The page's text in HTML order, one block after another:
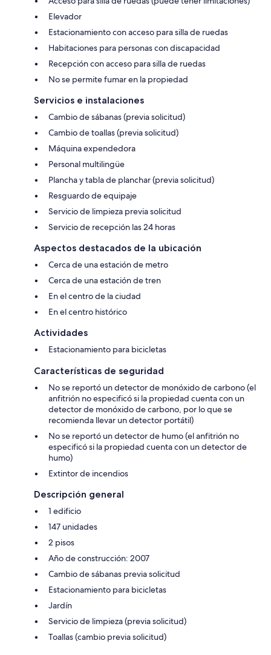
Elevador
Estacionamiento con acceso para silla de ruedas
Habitaciones para personas con discapacidad
Recepción con acceso para silla de ruedas
No se permite fumar en la propiedad
Servicios e instalaciones
Cambio de sábanas (previa solicitud)
Cambio de toallas (previa solicitud)
Máquina expendedora
Personal multilingüe
Plancha y tabla de planchar (previa solicitud)
Resguardo de equipaje
Servicio de limpieza previa solicitud
Servicio de recepción las 24 horas
Aspectos destacados de la ubicación
Cerca de una estación de metro
Cerca de una estación de tren
En el centro de la ciudad
En el centro histórico
Actividades
Estacionamiento para bicicletas
Características de seguridad
No se reportó un detector de monóxido de carbono (el
anfitrión no especificó si la propiedad cuenta con un
detector de monóxido de carbono, por lo que se
recomienda llevar un detector portátil)
No se reportó un detector de humo (el anfitrión no
especificó si la propiedad cuenta con un detector de
humo)
Extintor de incendios
Descripción general
1 edificio
147 unidades
2 pisos
Año de construcción: 2007
Cambio de sábanas previa solicitud
Estacionamiento para bicicletas
Jardín
Servicio de limpieza (previa solicitud)
Toallas (cambio previa solicitud)